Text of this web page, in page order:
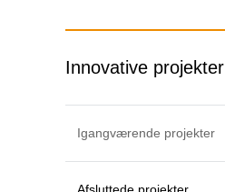
Innovative projekter
Igangværende projekter